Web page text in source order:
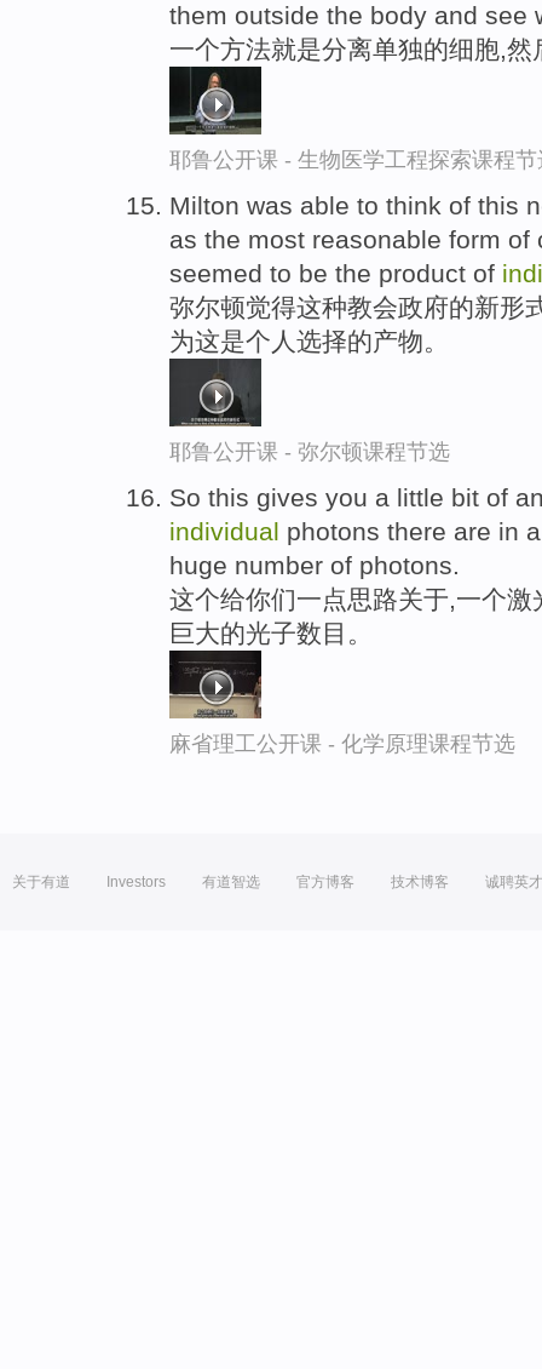
them outside the body and see
一个方法就是分离单独的细胞,
耶鲁公开课 - 生物医学工程探索课程节
Milton was able to think of this
as the most reasonable form
seemed to be the product of
弥尔顿觉得这种教会政府的新形
为这是个人选择的产物。
耶鲁公开课 - 弥尔顿课程节选
So this gives you a little bit of
individual photons there are in
huge number of photons.
这个给你们一点思路关于,一个
巨大的光子数目。
麻省理工公开课 - 化学原理课程节选
关于有道 Investors 有道智选 官方博客 技术博客 诚聘英才